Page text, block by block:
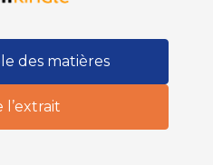
des matières
l’extrait